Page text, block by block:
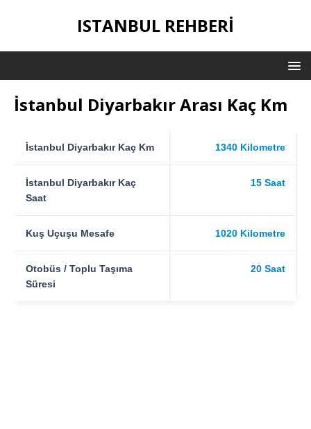
ISTANBUL REHBERI
İstanbul Diyarbakır Arası Kaç Km
İstanbul Diyarbakır Kaç Km 1340 Kilometre
İstanbul Diyarbakır Kaç
Saat
15 Saat
Kuş Uçuşu Mesafe 1020 Kilometre
Otobüs / Toplu Taşıma
Süresi
20 Saat